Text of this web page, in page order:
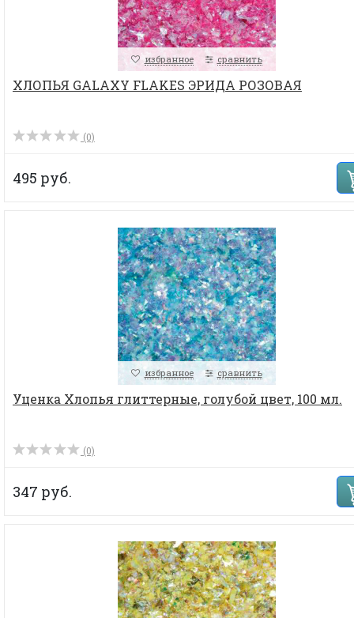
избранное сравнить
ХЛОПЬЯ GALAXY FLAKES ЭРИДА РОЗОВАЯ
(0)
495 руб.
избранное сравнить
Уценка Хлопья глиттерные, голубой цвет, 100 мл.
(0)
347 руб.